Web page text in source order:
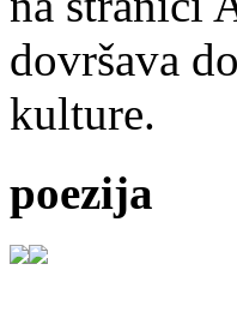
dovršava
kulture.
poezija